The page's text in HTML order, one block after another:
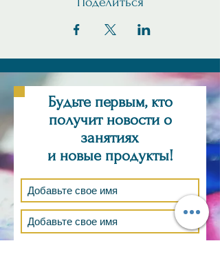
Будьте первым, кто
получит новости о
занятиях
и новые продукты!